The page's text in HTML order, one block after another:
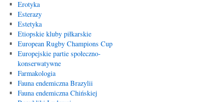
Erotyka
Esterazy
Estetyka
Etiopskie kluby piłkarskie
European Rugby Champions Cup
Europejskie partie społeczno-
konserwatywne
Farmakologia
Fauna endemiczna Brazylii
Fauna endemiczna Chińskiej